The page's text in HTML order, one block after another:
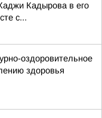
Кадырова в его
с...
оздоровительное
здоровья